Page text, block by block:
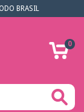
BRASIL
0